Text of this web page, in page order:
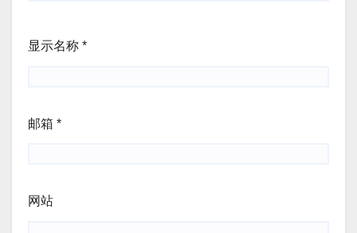
显示名称 *
邮箱 *
网站